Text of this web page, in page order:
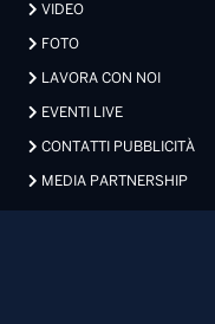
VIDEO
FOTO
LAVORA CON NOI
EVENTI LIVE
CONTATTI PUBBLICITÀ
MEDIA PARTNERSHIP